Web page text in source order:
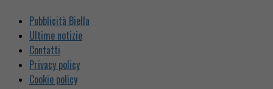
Pubblicità Biella
Ultime notizie
Contatti
Privacy policy
Cookie policy